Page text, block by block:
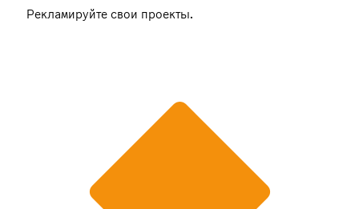
Рекламируйте свои проекты.